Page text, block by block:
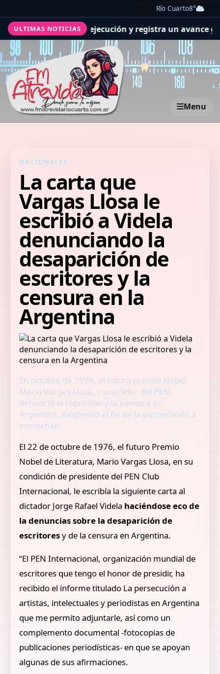
Río Cuarto8°
ULTIMAS NOTICIAS
de ejecución y registra un avance general del
Menu
NACIONALES
La carta que
Vargas Llosa le
escribió a Videla
denunciando la
desaparición de
escritores y la
censura en la
Argentina
En octubre de 1976, el futuro premio Nobel
Mario Vargas Llosa, como líder del PEN,
denunció la represión y la censura en
Argentina, exigiendo el fin de la persecución a
intelectual
El 22 de octubre de 1976, el futuro Premio
Nobel de Literatura, Mario Vargas Llosa, en su
condición de presidente del PEN Club
Internacional, le escribía la siguiente carta al
dictador Jorge Rafael Videla haciéndose eco de
la denuncias sobre la desaparición de
escritoresy de la censura en Argentina.
“El PEN Internacional, organización mundial de
escritores que tengo el honor de presidir, ha
recibido el informe titulado La persecución a
artistas, intelectuales y periodistas en Argentina
que me permito adjuntarle, así como un
complemento documental -fotocopias de
publicaciones periodísticas- en que se apoyan
algunas de sus afirmaciones.